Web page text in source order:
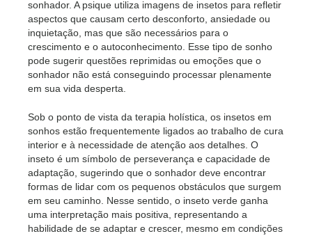
sonhador. A psique utiliza imagens de insetos para refletir
aspectos que causam certo desconforto, ansiedade ou
inquietação, mas que são necessários para o
crescimento e o autoconhecimento. Esse tipo de sonho
pode sugerir questões reprimidas ou emoções que o
sonhador não está conseguindo processar plenamente
em sua vida desperta.
Sob o ponto de vista da terapia holística, os insetos em
sonhos estão frequentemente ligados ao trabalho de cura
interior e à necessidade de atenção aos detalhes. O
inseto é um símbolo de perseverança e capacidade de
adaptação, sugerindo que o sonhador deve encontrar
formas de lidar com os pequenos obstáculos que surgem
em seu caminho. Nesse sentido, o inseto verde ganha
uma interpretação mais positiva, representando a
habilidade de se adaptar e crescer, mesmo em condições